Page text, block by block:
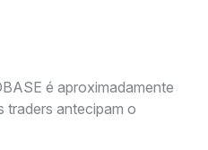
é aproximadamente
traders antecipam o